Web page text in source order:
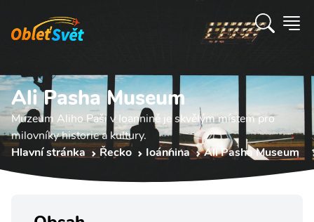
Ali Pasha Museum
Muzeum Aliho Paši v Ioannině je skvělým místem pro
milovníky historie a kultury.
Hlavní stránka
Řecko Ioánnina Ali Pasha Museum